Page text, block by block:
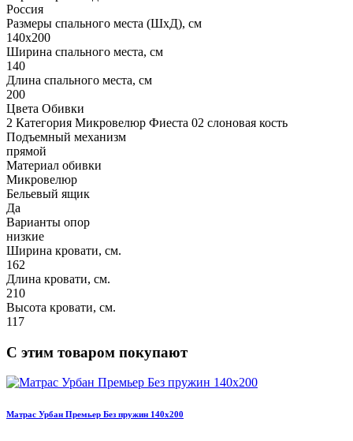
Россия
Размеры спального места (ШхД), см
140х200
Ширина спального места, см
140
Длина спального места, см
200
Цвета Обивки
2 Категория Микровелюр Фиеста 02 слоновая кость
Подъемный механизм
прямой
Материал обивки
Микровелюр
Бельевый ящик
Да
Варианты опор
низкие
Ширина кровати, см.
162
Длина кровати, см.
210
Высота кровати, см.
117
С этим товаром покупают
Матрас Урбан Премьер Без пружин 140х200